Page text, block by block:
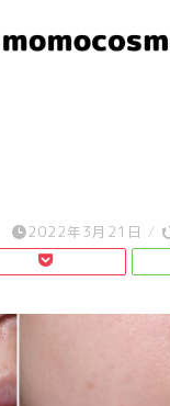
2022年3月21日 /